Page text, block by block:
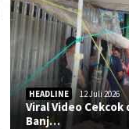
HEADLINE 12 Juli 2026
Viral Video Cekcok
Banj…